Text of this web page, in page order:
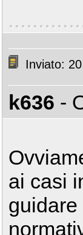
Inviato:
k636 -
ai casi